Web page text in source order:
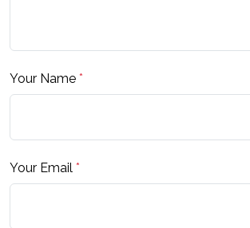
Your Name *
Your Email *